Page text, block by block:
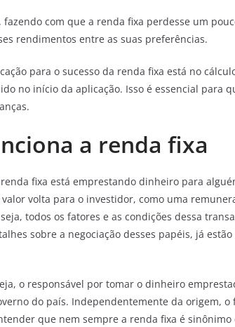
com que a renda fixa perdesse um
rendimentos entre as suas preferências.
para o sucesso da renda fixa está no
no início da aplicação. Isso é essencial para
a renda fixa
fixa está emprestando dinheiro para
volta para o investidor, como uma
todos os fatores e as condições dessa
sobre a negociação desses papéis, já
o responsável por tomar o dinheiro
do país. Independentemente da origem, o
que nem sempre a renda fixa é